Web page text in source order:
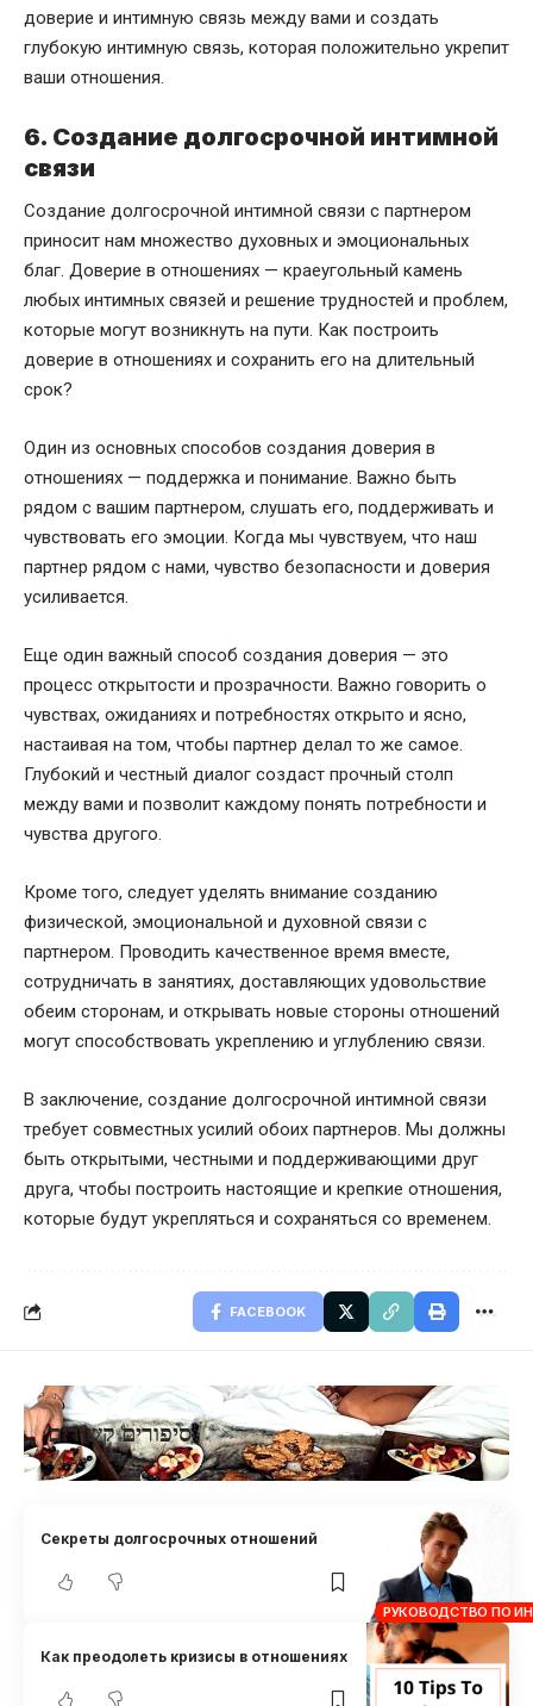
доверие и интимную связь между вами и создать
глубокую интимную связь, которая положительно укрепит
ваши отношения.
6. Создание долгосрочной интимной
связи
Создание долгосрочной интимной связи с партнером
приносит нам множество духовных и эмоциональных
благ. Доверие в отношениях — краеугольный камень
любых интимных связей и решение трудностей и проблем,
которые могут возникнуть на пути. Как построить
доверие в отношениях и сохранить его на длительный
срок?
Один из основных способов создания доверия в
отношениях — поддержка и понимание. Важно быть
рядом с вашим партнером, слушать его, поддерживать и
чувствовать его эмоции. Когда мы чувствуем, что наш
партнер рядом с нами, чувство безопасности и доверия
усиливается.
Еще один важный способ создания доверия — это
процесс открытости и прозрачности. Важно говорить о
чувствах, ожиданиях и потребностях открыто и ясно,
настаивая на том, чтобы партнер делал то же самое.
Глубокий и честный диалог создаст прочный столп
между вами и позволит каждому понять потребности и
чувства другого.
Кроме того, следует уделять внимание созданию
физической, эмоциональной и духовной связи с
партнером. Проводить качественное время вместе,
сотрудничать в занятиях, доставляющих удовольствие
обеим сторонам, и открывать новые стороны отношений
могут способствовать укреплению и углублению связи.
В заключение, создание долгосрочной интимной связи
требует совместных усилий обоих партнеров. Мы должны
быть открытыми, честными и поддерживающими друг
друга, чтобы построить настоящие и крепкие отношения,
которые будут укрепляться и сохраняться со временем.
FACEBOOK
סיפורים קשורים
РУКОВОДСТВО ПО
Секреты долгосрочных отношений
Как преодолеть кризисы в отношениях